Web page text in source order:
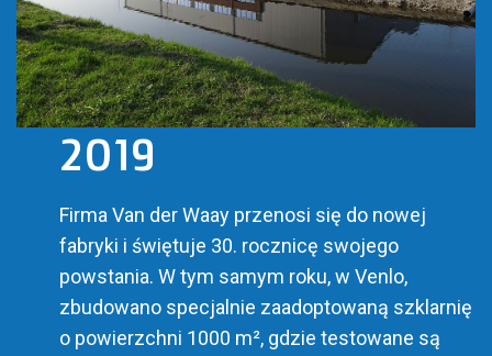
2019
Firma Van der Waay przenosi się do nowej
fabryki i świętuje 30. rocznicę swojego
powstania. W tym samym roku, w Venlo,
zbudowano specjalnie zaadoptowaną szklarnię
o powierzchni 1000 m², gdzie testowane są